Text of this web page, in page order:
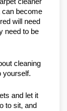
can become
will need
need to be
cleaning
yourself.
and let it
to sit, and